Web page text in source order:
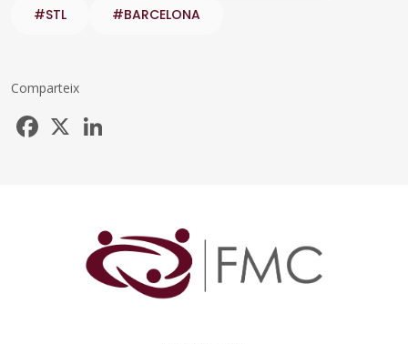
#STL #BARCELONA
Comparteix
Facebook